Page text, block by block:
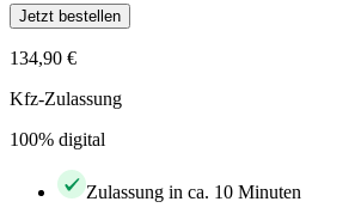
Jetzt bestellen
134,90 €
Kfz-Zulassung
100% digital
Zulassung in ca. 10 Minuten